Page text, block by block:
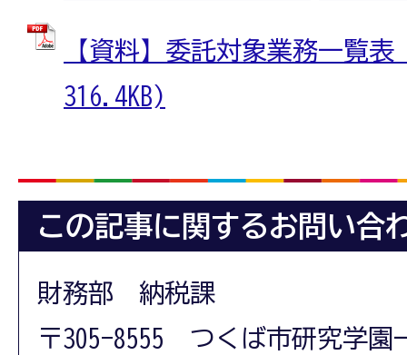
【資料】委託対象業務一覧
316.4KB)
この記事に関するお問い合
財務部 納税課
〒305-8555 つくば市研究学園